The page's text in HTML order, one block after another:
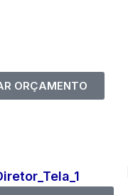
ORÇAMENTO